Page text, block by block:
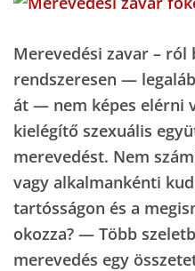
Merevedési zavar – ról
rendszeresen —
át — nem képes elérni
kielégítő szexuális
merevedést. Nem
vagy alkalmankénti
tartósságon és a
okozza? — Több
merevedés egy